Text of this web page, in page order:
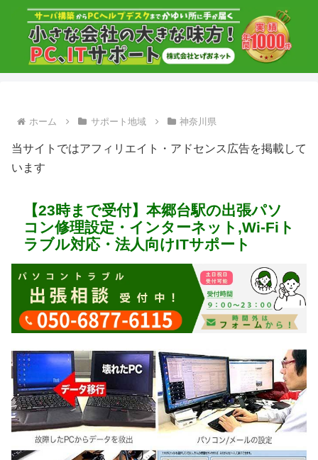
ホーム サポート地域 神奈川県
当サイトではアフィリエイト・アドセンス広告を掲載して
います
【23時まで受付】本郷台駅の出張パソ
コン修理設定・インターネット,Wi-Fiト
ラブル対応・法人向けITサポート